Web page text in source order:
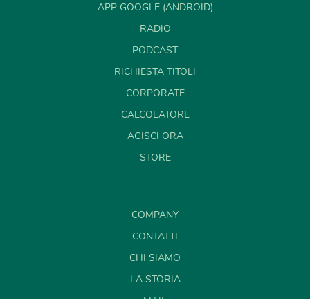
APP GOOGLE (ANDROID)
RADIO
PODCAST
RICHIESTA TITOLI
CORPORATE
CALCOLATORE
AGISCI ORA
STORE
COMPANY
CONTATTI
CHI SIAMO
LA STORIA